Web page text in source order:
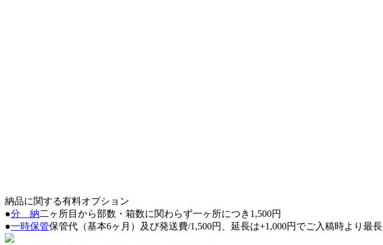
納品に関する有料オプション
●分 納二ヶ所目から部数・箱数に関わらず一ヶ所につき1,500円
●一時保管保管代（基本6ヶ月）及び発送費/1,500円、延長は+1,000円でご入稿時より最